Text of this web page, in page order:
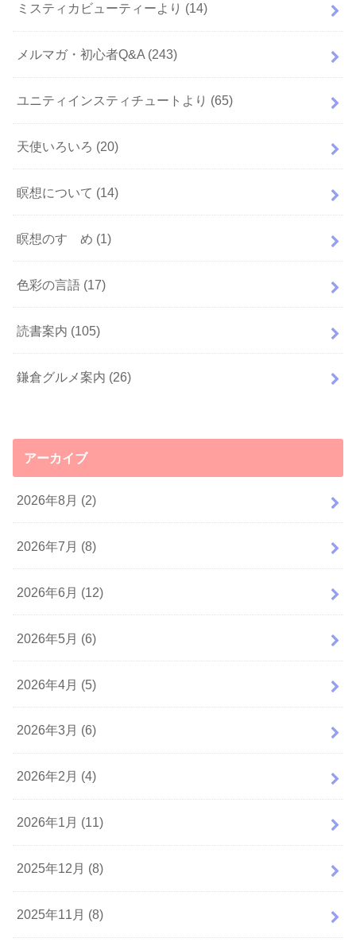
ミスティカビューティーより (14)
メルマガ・初心者Q&A (243)
ユニティインスティチュートより (65)
天使いろいろ (20)
瞑想について (14)
瞑想のすゝめ (1)
色彩の言語 (17)
読書案内 (105)
鎌倉グルメ案内 (26)
アーカイブ
2026年8月 (2)
2026年7月 (8)
2026年6月 (12)
2026年5月 (6)
2026年4月 (5)
2026年3月 (6)
2026年2月 (4)
2026年1月 (11)
2025年12月 (8)
2025年11月 (8)